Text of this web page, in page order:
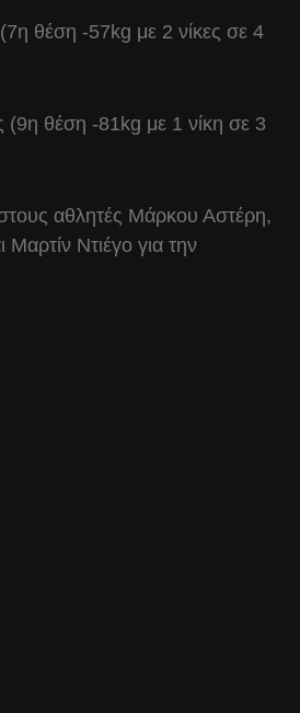
θέση -57kg με 2 νίκες σε 4
(9η θέση -81kg με 1 νίκη σε 3
αθλητές Μάρκου Αστέρη,
Ντιέγο για την